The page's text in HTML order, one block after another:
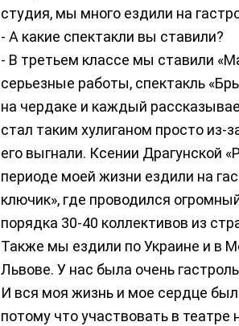
студия, мы много ездили на
- А какие спектакли вы ставили?
- В третьем классе мы ставили
серьезные работы, спектакль
на чердаке и каждый
стал таким хулиганом просто из-
его выгнали. Ксении
периоде моей жизни ездили на
ключик», где проводился
порядка 30-40 коллективов из
Также мы ездили по Украине и в
Львове. У нас была очень
И вся моя жизнь и мое сердце
потому что участвовать в